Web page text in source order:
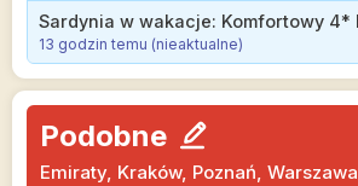
13 godzin temu (nieaktualne)
Podobne
Emiraty, Kraków, Poznań, Warszawa